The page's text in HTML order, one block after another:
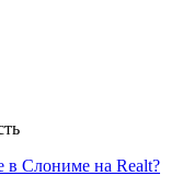
в Слониме на Realt?